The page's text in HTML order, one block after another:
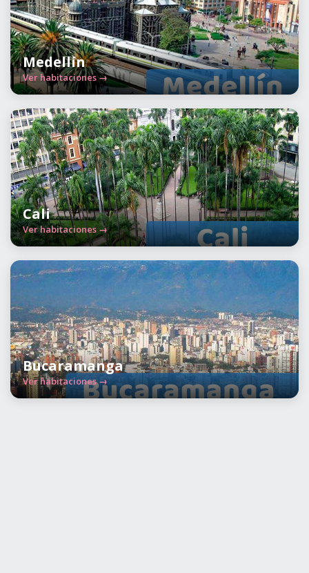
Medellín
Ver habitaciones →
Cali
Ver habitaciones →
Bucaramanga
Ver habitaciones →